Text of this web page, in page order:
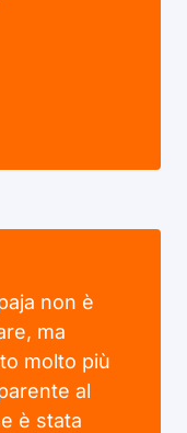
non è
ma
molto più
al
è stata